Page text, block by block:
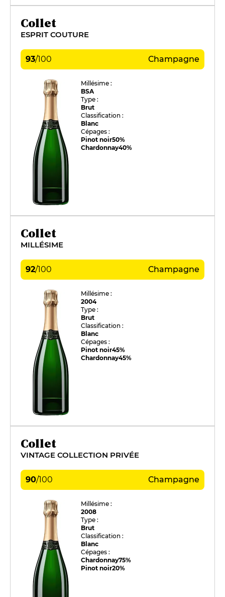
Collet
ESPRIT COUTURE
93/100 Champagne
Millésime :
BSA
Type :
Brut
Classification :
Blanc
Cépages :
Pinot noir50%
Chardonnay40%
Collet
MILLÉSIME
92/100 Champagne
Millésime :
2004
Type :
Brut
Classification :
Blanc
Cépages :
Pinot noir45%
Chardonnay45%
Collet
VINTAGE COLLECTION PRIVÉE
90/100 Champagne
Millésime :
2008
Type :
Brut
Classification :
Blanc
Cépages :
Chardonnay75%
Pinot noir20%